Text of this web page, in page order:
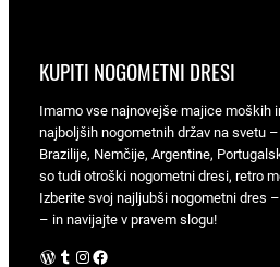
KUPITI NOGOMETNI DRESI
Imamo vse najnovejše majice moških
najboljših nogometnih držav na svetu
Brazilije, Nemčije, Argentine,
so tudi otroški nogometni dresi, retro
Izberite svoj najljubši nogometni dres
– in navijajte v pravem slogu!
WordPress Instagram Facebook